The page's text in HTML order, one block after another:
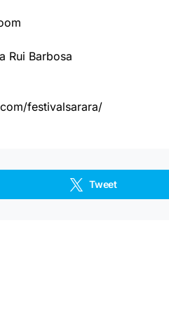
Rui Barbosa
festivalsarara/
Tweet